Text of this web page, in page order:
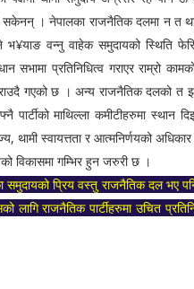
सकेनन् । नेपालका राजनैतिक दलमा न त
भ¥याङ वन्नु वाहेक समुदायको स्थिति
सभामा प्रतिनिधित्व गराएर राम्रो
गएको छ । अन्य राजनैतिक दलको
पार्टीको माथिल्ला कमीटीहरुमा
थामी स्वायत्तता र आत्मनिर्णयको
विकासमा गम्भिर हुन जरुरी छ ।
समुदायको प्रिय वस्तु राजनैतिक दल भए
लागि राजनैतिक पार्टीहरुमा उचित